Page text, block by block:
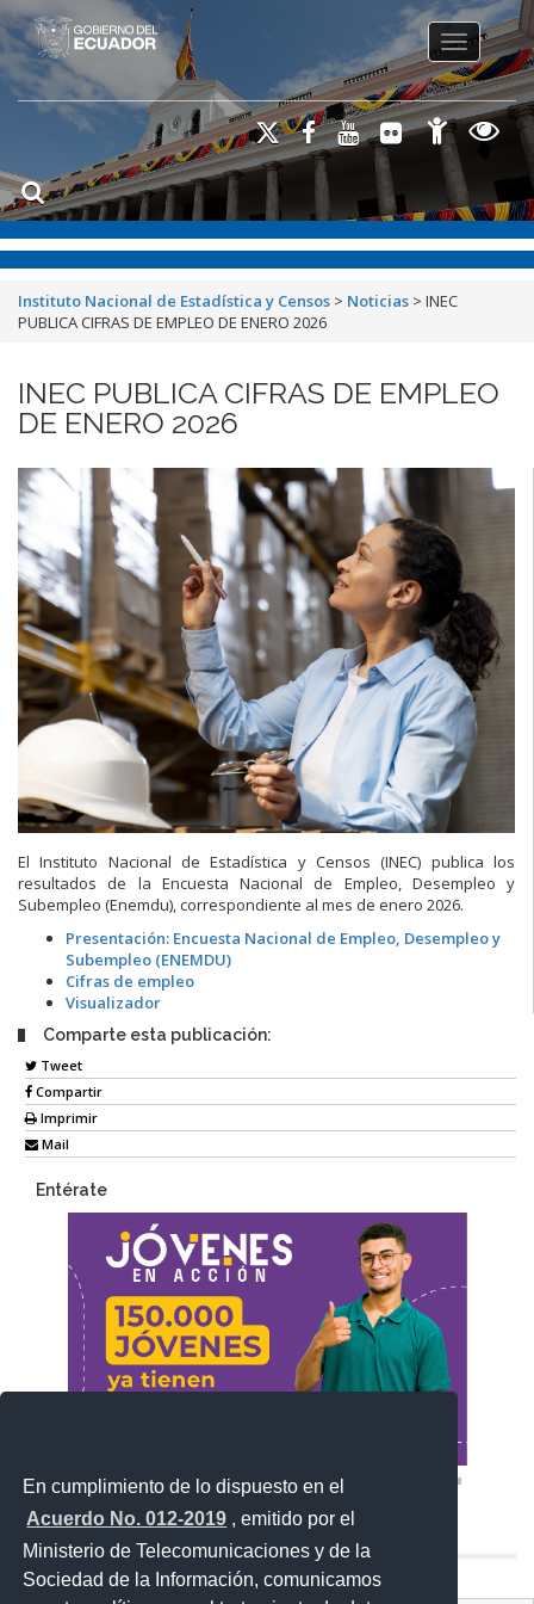
En cumplimiento de lo dispuesto en el
Acuerdo No. 012-2019 , emitido por el
Ministerio de Telecomunicaciones y de la
Sociedad de la Información, comunicamos
Toggle
Instituto Nacional de Estadística y Censos > Noticias > INEC
PUBLICA CIFRAS DE EMPLEO DE ENERO 2026
INEC PUBLICA CIFRAS DE EMPLEO
DE ENERO 2026
El Instituto Nacional de Estadística y Censos (INEC) publica los
resultados de la Encuesta Nacional de Empleo, Desempleo y
Subempleo (Enemdu), correspondiente al mes de enero 2026.
Presentación: Encuesta Nacional de Empleo, Desempleo y
Subempleo (ENEMDU)
Cifras de empleo
Visualizador
Comparte esta publicación:
Tweet
Compartir
Imprimir
Mail
Entérate